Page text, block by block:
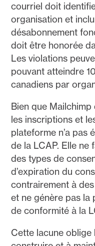
courriel doit
organisation et
désabonnement
doit être honorée
Les violations
pouvant atteindre
canadiens par
Bien que
les inscriptions et
plateforme n’a pas
de la LCAP. Elle ne
des types de
d’expiration du
contrairement à
et ne génère pas la
de conformité à la
Cette lacune oblige